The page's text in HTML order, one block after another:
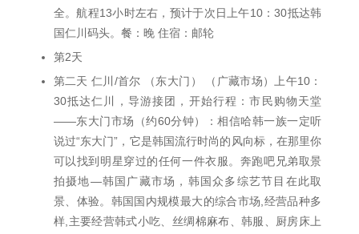
全。航程13小时左右，预计于次日上午10：30抵达韩
国仁川码头。餐：晚 住宿：邮轮
第2天
第二天 仁川/首尔 （东大门） （广藏市场）上午10：
30抵达仁川，导游接团，开始行程：市民购物天堂
——东大门市场（约60分钟）：相信哈韩一族一定听
说过“东大门”，它是韩国流行时尚的风向标，在那里你
可以找到明星穿过的任何一件衣服。奔跑吧兄弟取景
拍摄地—韩国广藏市场，韩国众多综艺节目在此取
景、体验。韩国国内规模最大的综合市场,经营品种多
样,主要经营韩式小吃、丝绸棉麻布、韩服、厨房床上